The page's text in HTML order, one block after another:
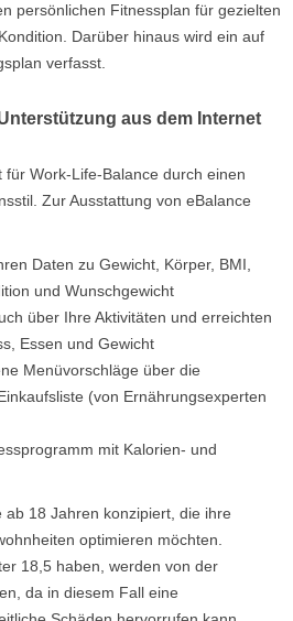
persönlichen Fitnessplan für gezielten
Darüber hinaus wird ein auf
verfasst.
aus dem Internet
Work-Life-Balance durch einen
Zur Ausstattung von eBalance
Daten zu Gewicht, Körper, BMI,
und Wunschgewicht
über Ihre Aktivitäten und erreichten
Essen und Gewicht
Menüvorschläge über die
(von Ernährungsexperten
mit Kalorien- und
18 Jahren konzipiert, die ihre
optimieren möchten.
18,5 haben, werden von der
da in diesem Fall eine